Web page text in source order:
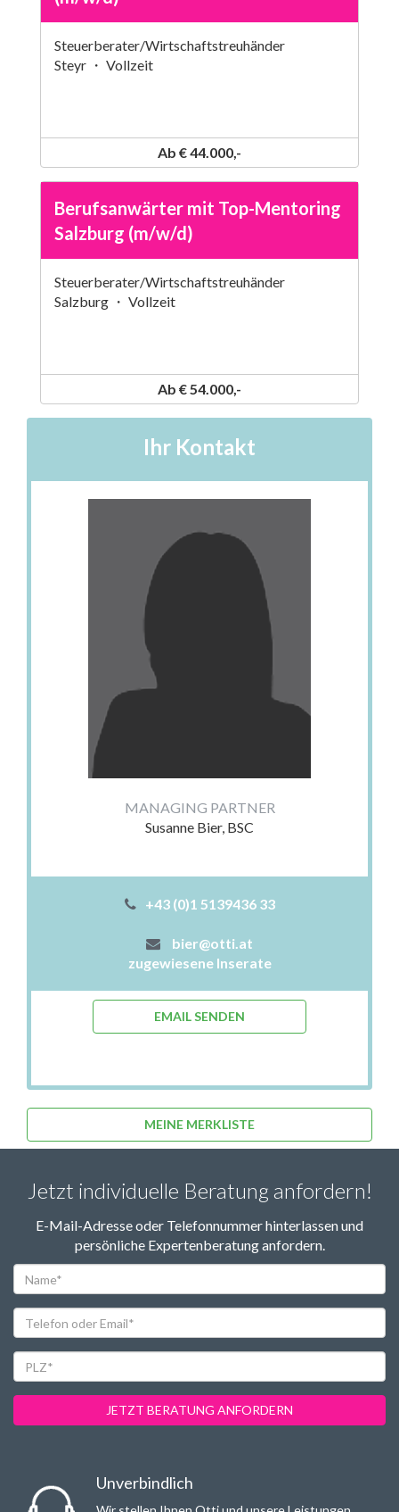
Steuerberater/Wirtschaftstreuhänder
Steyr ・ Vollzeit
Ab € 44.000,-
Berufsanwärter mit Top-Mentoring
Salzburg (m/w/d)
Steuerberater/Wirtschaftstreuhänder
Salzburg ・ Vollzeit
Ab € 54.000,-
Ihr Kontakt
MANAGING PARTNER
Susanne Bier, BSC
+43 (0)1 5139436 33
bier@otti.at
zugewiesene Inserate
EMAIL SENDEN
MEINE MERKLISTE
Jetzt individuelle Beratung anfordern!
E-Mail-Adresse oder Telefonnummer hinterlassen und
persönliche Expertenberatung anfordern.
oder
Email*
JETZT BERATUNG ANFORDERN
Unverbindlich